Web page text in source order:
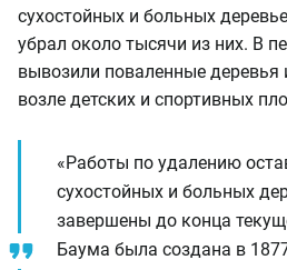
сухостойных и больных
убрал около тысячи из них. В
вывозили поваленные
возле детских и спортивных
«Работы по удалению
сухостойных и больных
завершены до конца
Баума была создана в